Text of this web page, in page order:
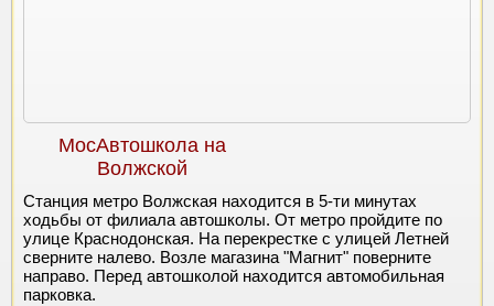
МосАвтошкола на
Волжской
Станция метро Волжская находится в 5-ти минутах
ходьбы от филиала автошколы. От метро пройдите по
улице Краснодонская. На перекрестке с улицей Летней
сверните налево. Возле магазина "Магнит" поверните
направо. Перед автошколой находится автомобильная
парковка.